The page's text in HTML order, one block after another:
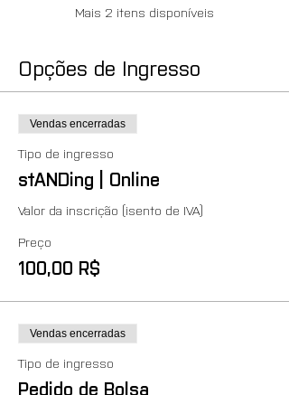
Mais 2 itens disponíveis
Opções de Ingresso
Vendas encerradas
Tipo de ingresso
stANDing | Online
Valor da inscrição (isento de IVA)
Preço
100,00 R$
Vendas encerradas
Tipo de ingresso
Pedido de Bolsa